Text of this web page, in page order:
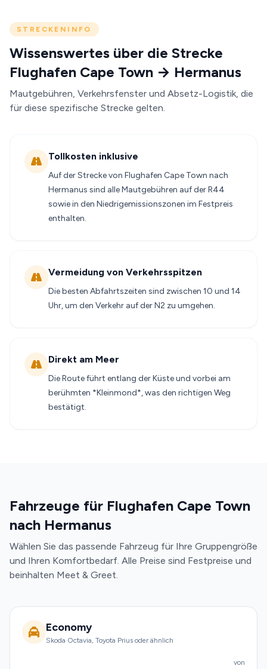
STRECKENINFO
Wissenswertes über die Strecke
Flughafen Cape Town → Hermanus
Mautgebühren, Verkehrsfenster und Absetz-Logistik, die
für diese spezifische Strecke gelten.
Tollkosten inklusive
Auf der Strecke von Flughafen Cape Town nach
Hermanus sind alle Mautgebühren auf der R44
sowie in den Niedrigemissionszonen im Festpreis
enthalten.
Vermeidung von Verkehrsspitzen
Die besten Abfahrtszeiten sind zwischen 10 und 14
Uhr, um den Verkehr auf der N2 zu umgehen.
Direkt am Meer
Die Route führt entlang der Küste und vorbei am
berühmten *Kleinmond*, was den richtigen Weg
bestätigt.
Fahrzeuge für Flughafen Cape Town
nach Hermanus
Wählen Sie das passende Fahrzeug für Ihre Gruppengröße
und Ihren Komfortbedarf. Alle Preise sind Festpreise und
beinhalten Meet & Greet.
Economy
Skoda Octavia, Toyota Prius oder ähnlich
von